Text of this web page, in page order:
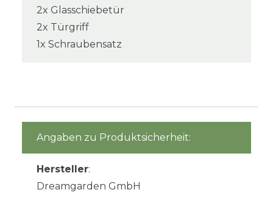
2x Glasschiebetür
2x Türgriff
1x Schraubensatz
Angaben zu Produktsicherheit:
Hersteller:
Dreamgarden GmbH